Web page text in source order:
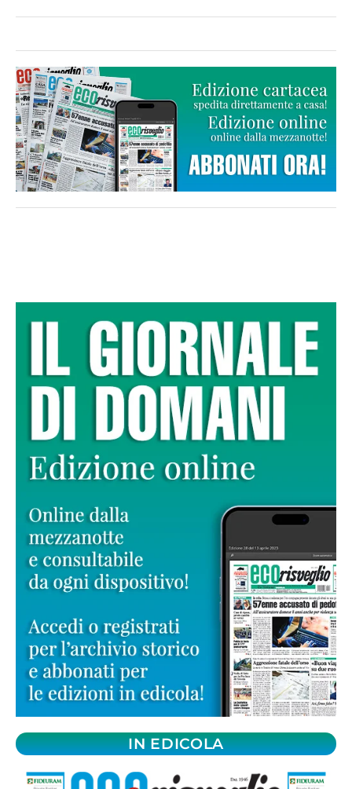
IN EDICOLA